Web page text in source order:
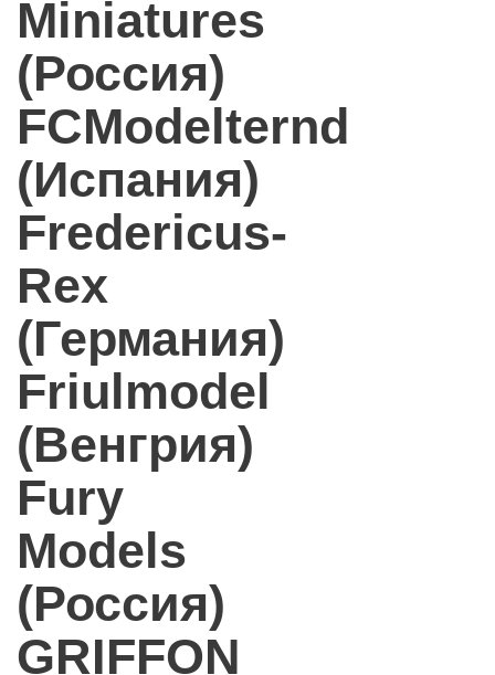
Miniatures
(Россия)
FCModelternd
(Испания)
Fredericus-
Rex
(Германия)
Friulmodel
(Венгрия)
Fury
Models
(Россия)
GRIFFON